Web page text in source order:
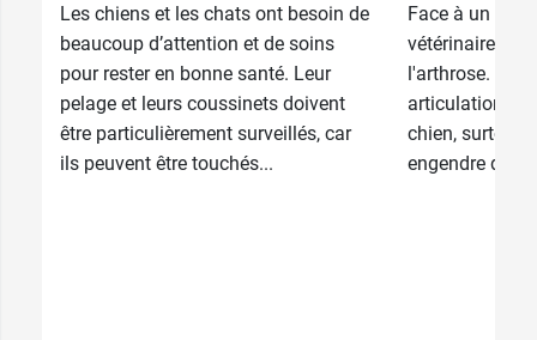
Les chiens et les chats ont besoin de
beaucoup d’attention et de soins
pour rester en bonne santé. Leur
pelage et leurs coussinets doivent
être particulièrement surveillés, car
ils peuvent être touchés...
Face à un
vétérinaire
l'arthrose.
articulations
chien, surtout
engendre des